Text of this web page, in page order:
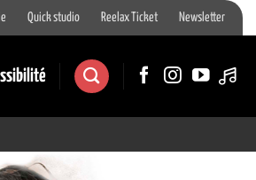
Quick studio Reelax Ticket Newsletter